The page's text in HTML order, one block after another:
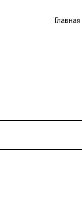
Главная